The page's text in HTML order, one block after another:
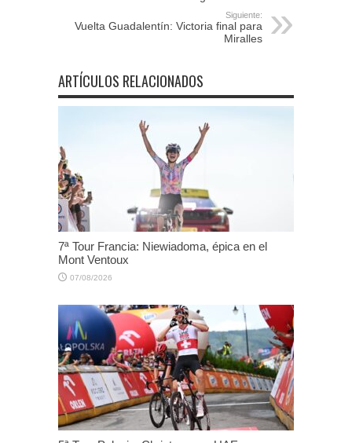
Siguiente:
Vuelta Guadalentín: Victoria final para
Miralles
ARTÍCULOS RELACIONADOS
7ª Tour Francia: Niewiadoma, épica en el
Mont Ventoux
07/08/2026